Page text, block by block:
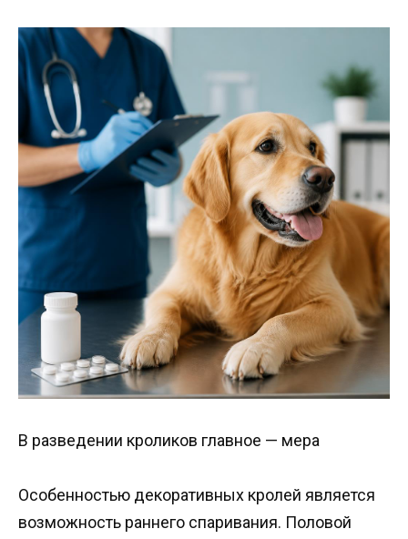
В разведении кроликов главное — мера
Особенностью декоративных кролей является
возможность раннего спаривания. Половой